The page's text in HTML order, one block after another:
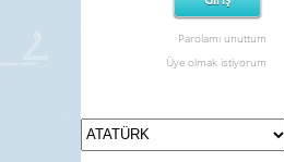
Parolamı unuttum
Üye olmak istiyorum